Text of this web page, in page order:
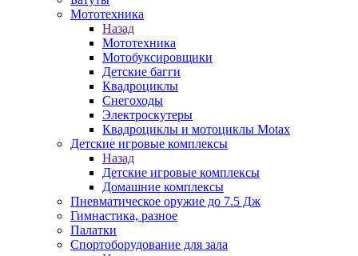
Мототехника
Назад
Мототехника
Мотобуксировщики
Детские багги
Квадроциклы
Снегоходы
Электроскутеры
Квадроциклы и мотоциклы Motax
Детские игровые комплексы
Назад
Детские игровые комплексы
Домашние комплексы
Пневматическое оружие до 7.5 Дж
Гимнастика, разное
Палатки
Спортоборудование для зала